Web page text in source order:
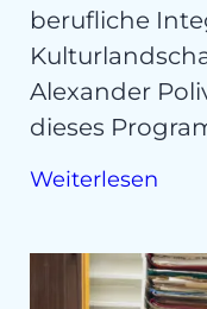
berufliche
Alexander
dieses
Weiterlesen